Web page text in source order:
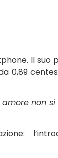
Il suo
0,89
non si